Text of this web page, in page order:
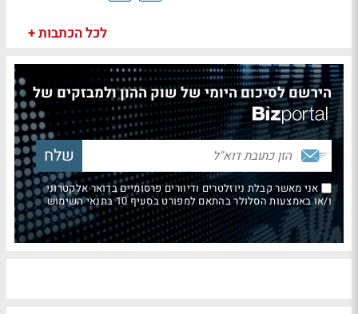
לכל הכתבות +
הירשם לסיכום היומי של שוק ההון ולמבזקים של
אני מאשר קבלת ניוזלטרים ודיוורים פרסומיים בדואר אלקטרוני
ו/או באמצעות הסלולר בהתאם למפורט בסעיף 10 בתנאי השימוש